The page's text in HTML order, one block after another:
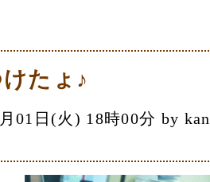
たょ♪
01日(火) 18時00分 by